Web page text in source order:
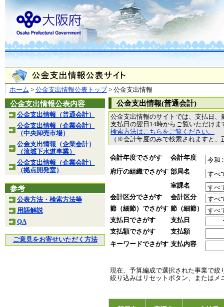
ホーム > 公金支出情報公表トップ> 公金支出情報
公金支出情報公表内容
公金支出情報（普通会計）
公金支出情報（企業会計）
（中央卸売市場）
公金支出情報（企業会計）
（流域下水道事業）
公金支出情報（企業会計）
（拠点開発室）
参考
公表方法・検索方法等
用語解説
QA
ご意見をお寄せいただく方法
公金支出情報(普通会計)
公金支出情報のサイトでは、支払日
支払日の翌日14時からご覧いただけ
検索方法はこちらをご覧ください。
（※会計年度のみで検索されますと
会計年度でさがす
会計年度
府庁の組織でさがす 部局名
室課名
会計区分でさがす
会計区分
節（細節）でさがす 節（細節）
支払日でさがす
支払日
支払額でさがす
支払額
キーワードでさがす 支払内容
現在、予算編成で選択された事業で絞
絞り込みはリセットボタン、または